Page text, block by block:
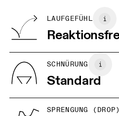
33
JP 22
US 5
UK 3
Horizontal verschieben, um mehr zu
Vamp Lining: 100% Recycled
Collar Lining 1: 100% Recycled
LAUFGEFÜHL
SCHNÜRUNG
Standard
SPRENGUNG (DROP)